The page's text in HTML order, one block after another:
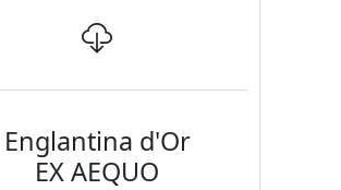
Englantina d'Or
EX AEQUO